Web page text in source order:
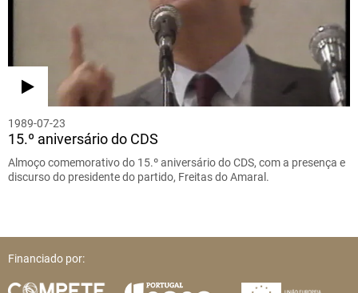
1989-07-23
15.º aniversário do CDS
Almoço comemorativo do 15.º aniversário do CDS, com a presença e
discurso do presidente do partido, Freitas do Amaral.
Financiado por: